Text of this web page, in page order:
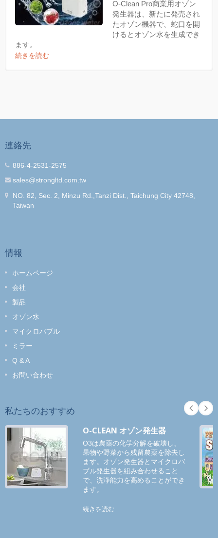
O-Clean Pro商業用オゾン
発生器は、新たに発売され
たオゾン機器で、蛇口を開
けるとオゾン水を生成でき
ます。
続きを読む
連絡先
886-4-2531-2575
sales@strongltd.com.tw
NO. 82, Sec. 2, Minzu Rd.,Tanzi Dist., Taichung City 42748,
Taiwan
情報
ホームページ
会社
製品
オゾン水
マイクロバブル
ミラー
Q & A
お問い合わせ
私たちのおすすめ
O-CLEAN オゾン発生器
O3は農薬の化学分解を破壊し、
果物や野菜から残留農薬を除去し
ます。オゾン発生器とマイクロバ
ブル発生器を組み合わせること
で、洗浄能力を高めることができ
ます。
続きを読む